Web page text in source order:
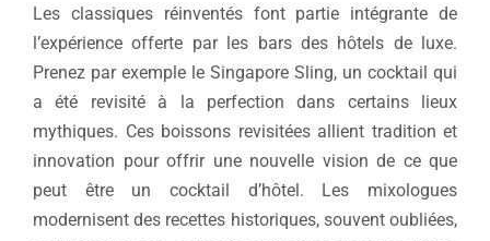
Les classiques réinventés font partie intégrante de
l’expérience offerte par les bars des hôtels de luxe.
Prenez par exemple le Singapore Sling, un cocktail qui
a été revisité à la perfection dans certains lieux
mythiques. Ces boissons revisitées allient tradition et
innovation pour offrir une nouvelle vision de ce que
peut être un cocktail d’hôtel. Les mixologues
modernisent des recettes historiques, souvent oubliées,